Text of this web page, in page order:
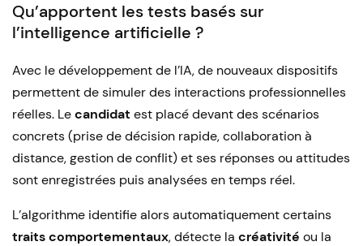
Qu’apportent les tests basés sur
l’intelligence artificielle ?
Avec le développement de l’IA, de nouveaux dispositifs
permettent de simuler des interactions professionnelles
réelles. Lecandidat est placé devant des scénarios
concrets (prise de décision rapide, collaboration à
distance, gestion de conflit) et ses réponses ou attitudes
sont enregistrées puis analysées en temps réel.
L’algorithme identifie alors automatiquement certains
traits comportementaux, détecte la créativité ou la